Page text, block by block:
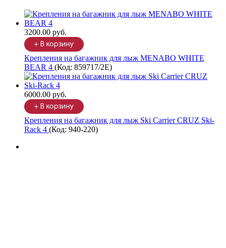
3200.00 руб.
Крепления на багажник для лыж MENABO WHITE
BEAR 4 (Код: 859717/2Е)
6000.00 руб.
Крепления на багажник для лыж Ski Carrier CRUZ Ski-
Rack 4 (Код: 940-220)